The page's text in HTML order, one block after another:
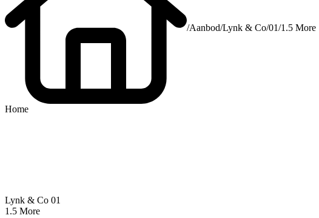
Home
/Aanbod/Lynk & Co/01/1.5 More
Lynk & Co 01
1.5 More